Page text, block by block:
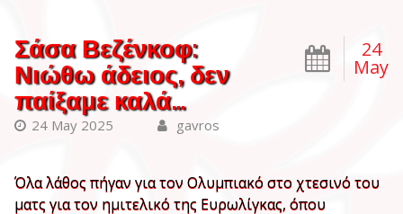
24
May
Σάσα Βεζένκοφ:
Νιώθω άδειος, δεν
παίξαμε καλά…
24 May 2025 gavros
Όλα λάθος πήγαν για τον Ολυμπιακό στο χτεσινό του
ματς για τον ημιτελικό της Ευρωλίγκας, όπου